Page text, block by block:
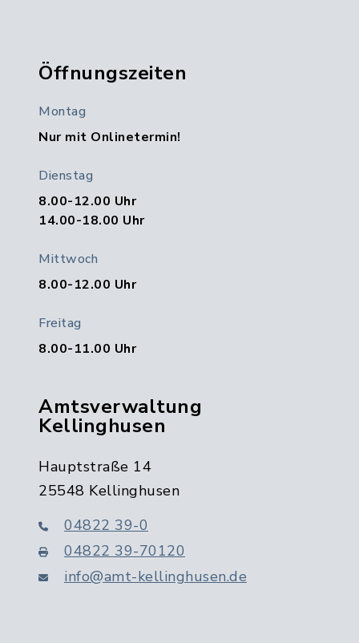
Öffnungszeiten
Montag
Nur mit Onlinetermin!
Dienstag
8.00-12.00 Uhr
14.00-18.00 Uhr
Mittwoch
8.00-12.00 Uhr
Freitag
8.00-11.00 Uhr
Amtsverwaltung
Kellinghusen
Hauptstraße 14
25548 Kellinghusen
04822 39-0
04822 39-70120
info@amt-kellinghusen.de